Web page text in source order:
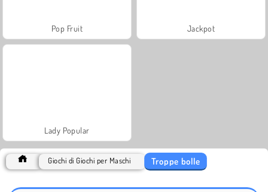
Pop Fruit Jackpot
Lady Popular
Giochi di Giochi per Maschi Troppe bolle